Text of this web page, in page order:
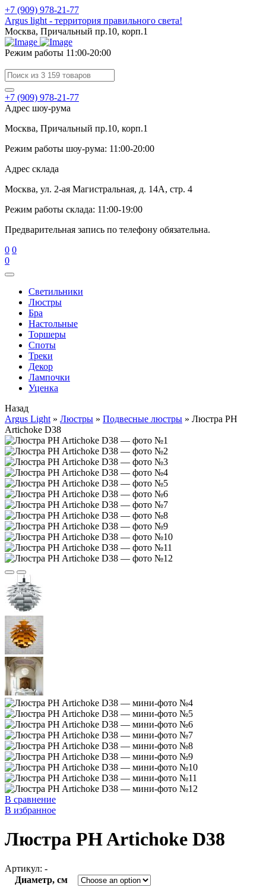
+7 (909) 978-21-77
Argus light - территория правильного света!
Москва, Причальный пр.10, корп.1
Режим работы 11:00-20:00
+7 (909) 978-21-77
Адрес шоу-рума
Москва, Причальный пр.10, корп.1
Режим работы шоу-рума: 11:00-20:00
Адрес склада
Москва, ул. 2-ая Магистральная, д. 14А, стр. 4
Режим работы склада: 11:00-19:00
Предварительная запись по телефону обязательна.
0 0
0
Cветильники
Люстры
Бра
Настольные
Торшеры
Споты
Треки
Декор
Лампочки
Уценка
Назад
Argus Light » Люстры » Подвесные люстры » Люстра PH
Artichoke D38
В сравнение
В избранное
Люстра PH Artichoke D38
Артикул: -
Диаметр, см